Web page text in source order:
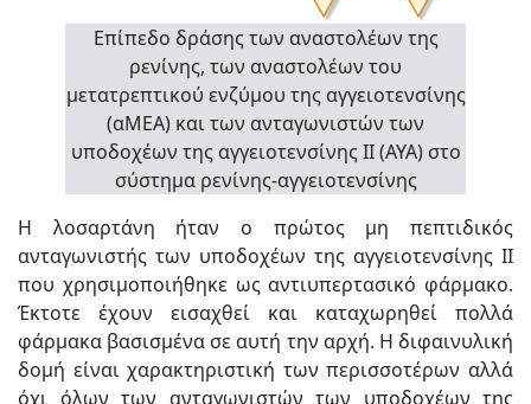
Επίπεδο δράσης των αναστολέων της
ρενίνης, των αναστολέων του
μετατρεπτικού ενζύμου της αγγειοτενσίνης
(αΜΕΑ) και των ανταγωνιστών των
υποδοχέων της αγγειοτενσίνης ΙΙ (ΑΥΑ) στο
σύστημα ρενίνης-αγγειοτενσίνης
Η λοσαρτάνη ήταν ο πρώτος μη πεπτιδικός
ανταγωνιστής των υποδοχέων της αγγειοτενσίνης II
που χρησιμοποιήθηκε ως αντιυπερτασικό φάρμακο.
Έκτοτε έχουν εισαχθεί και καταχωρηθεί πολλά
φάρμακα βασισμένα σε αυτή την αρχή. Η διφαινυλική
δομή είναι χαρακτηριστική των περισσοτέρων αλλά
όχι όλων των ανταγωνιστών των υποδοχέων της